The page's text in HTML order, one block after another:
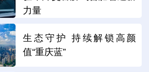
力量
生态守护 持续解锁高颜
值“重庆蓝”